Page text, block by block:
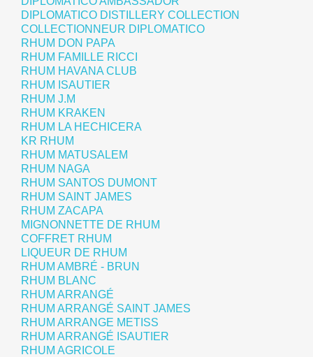
DIPLOMATICO DISTILLERY COLLECTION
COLLECTIONNEUR DIPLOMATICO
RHUM DON PAPA
RHUM FAMILLE RICCI
RHUM HAVANA CLUB
RHUM ISAUTIER
RHUM J.M
RHUM KRAKEN
RHUM LA HECHICERA
KR RHUM
RHUM MATUSALEM
RHUM NAGA
RHUM SANTOS DUMONT
RHUM SAINT JAMES
RHUM ZACAPA
MIGNONNETTE DE RHUM
COFFRET RHUM
LIQUEUR DE RHUM
RHUM AMBRÉ - BRUN
RHUM BLANC
RHUM ARRANGÉ
RHUM ARRANGÉ SAINT JAMES
RHUM ARRANGE METISS
RHUM ARRANGÉ ISAUTIER
RHUM AGRICOLE